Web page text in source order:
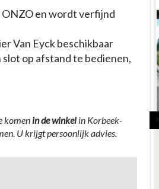
Domino.
brievenbus.
ONZO en wordt verfijnd
Van Eyck beschikbaar
op afstand te bedienen,
komen inde winkelin Korbeek-
U krijgt persoonlijk advies.